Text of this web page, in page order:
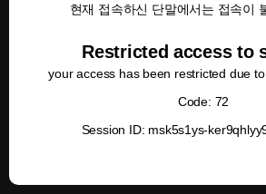
현재 접속하신 단말에서는 접속이
Restricted access to
your access has been restricted due to
Code: 72
Session ID: msk5s1ys-